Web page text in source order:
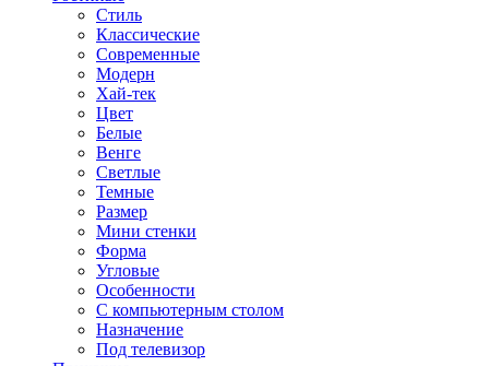
Стиль
Классические
Современные
Модерн
Хай-тек
Цвет
Белые
Венге
Светлые
Темные
Размер
Мини стенки
Форма
Угловые
Особенности
С компьютерным столом
Назначение
Под телевизор